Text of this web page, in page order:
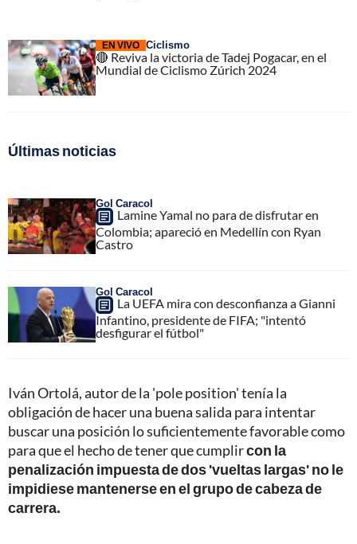
EN VIVO Ciclismo
🔴 Reviva la victoria de Tadej Pogacar, en el
Mundial de Ciclismo Zúrich 2024
Últimas noticias
Gol Caracol
Lamine Yamal no para de disfrutar en
Colombia; apareció en Medellín con Ryan
Castro
Gol Caracol
La UEFA mira con desconfianza a Gianni
Infantino, presidente de FIFA; "intentó
desfigurar el fútbol"
Iván Ortolá, autor de la 'pole position' tenía la
obligación de hacer una buena salida para intentar
buscar una posición lo suficientemente favorable como
para que el hecho de tener que cumplircon la
penalización impuesta de dos 'vueltas largas' no le
impidiese mantenerse en el grupo de cabeza de
carrera.